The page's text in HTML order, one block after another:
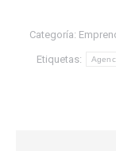
Categoría:
Etiquetas: